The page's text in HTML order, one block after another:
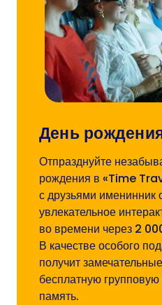
День
Отпразднуйте
рождения в «Time
с друзьями именинник
увлекательное
во времени через 2
В качестве особого
получит
бесплатную
память.